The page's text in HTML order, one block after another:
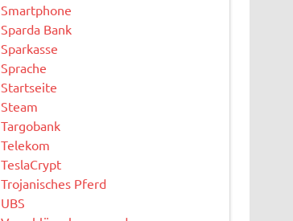
Smartphone
Sparda Bank
Sparkasse
Sprache
Startseite
Steam
Targobank
Telekom
TeslaCrypt
Trojanisches Pferd
UBS